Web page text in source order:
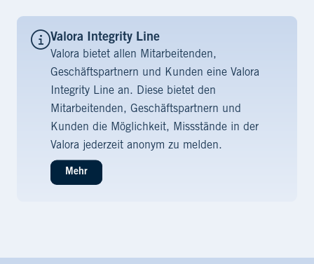
Valora Integrity Line
Valora bietet allen Mitarbeitenden,
Geschäftspartnern und Kunden eine Valora
Integrity Line an. Diese bietet den
Mitarbeitenden, Geschäftspartnern und
Kunden die Möglichkeit, Missstände in der
Valora jederzeit anonym zu melden.
Mehr